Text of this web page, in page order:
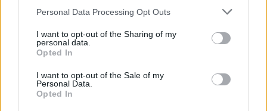
Please note that this website/app uses one or more Google
not limited to your visit or usage behaviour. You may click to
grant or deny consent to Google and its third-party tags to
use your data for below specified purposes in below Google
consent section.
Personal Data Processing Opt Outs
I want to opt-out of the Sharing of my
personal data.
Opted In
I want to opt-out of the Sale of my
Personal Data.
Opted In
VÁRKONYI ANDREA #PALVIN BARBI SOMLÓ TAMÁS
RÁSKÓ ESZTER # HORVÁTH ÉVA
HIDE THE PAIN HAROLD
BALOGH PETYA